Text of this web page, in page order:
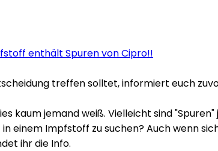
enthält Spuren von Cipro!!
treffen solltet, informiert euch
kaum jemand weiß. Vielleicht sind
einem Impfstoff zu suchen? Auch wenn
ihr die Info.